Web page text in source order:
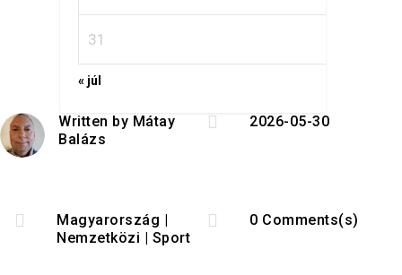
31
« júl
Written by Mátay
Balázs
 2026-05-30
 Magyarország |
Nemzetközi | Sport
 0 Comments(s)